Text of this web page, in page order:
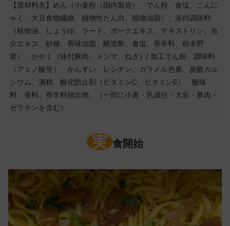
【原材料名】めん（小麦粉（国内製造）、でん粉、食塩、こんに
ゃく、大豆食物繊維、植物性たん白、植物油脂）、添付調味料
（植物油、しょうゆ、ラード、ポークエキス、デキストリン、魚
介エキス、砂糖、香味油脂、醸造酢、食塩。香辛料、粉末野
菜）、かやく（味付豚肉、メンマ、ねぎ）/ 加工でん粉、調味料
（アミノ酸等）、かんすい、レシチン、カラメル色素、炭酸カル
シウム、酒精、酸化防止剤（ビタミンC、ビタミンE）、酸味
料、香料、香辛料抽出物、（一部に小麦・乳成分・大豆・豚肉・
ゼラチンを含む）
実 食開始